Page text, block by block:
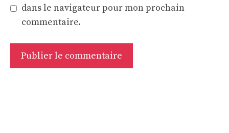
dans le navigateur pour mon prochain
commentaire.